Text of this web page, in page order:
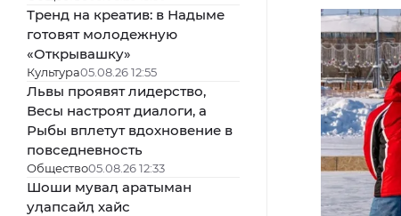
Тренд на креатив: в Надыме
готовят молодежную
«Открывашку»
Культура05.08.26 12:55
Львы проявят лидерство,
Весы настроят диалоги, а
Рыбы вплетут вдохновение в
повседневность
Общество05.08.26 12:33
Шоши муваӆ аратыман
уӆапсайӆ хайс